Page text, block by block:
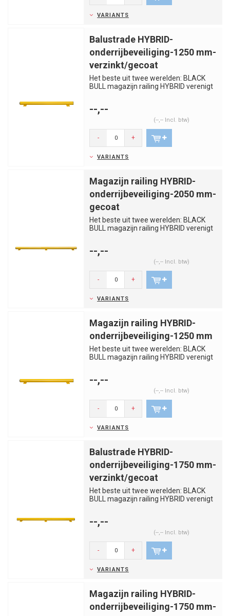
VARIANTS
Balustrade HYBRID-
onderrijbeveiliging-1250 mm-
verzinkt/gecoat
Het beste uit twee werelden: BLACK
BULL magazijn railing HYBRID verenigt
--,--
(--,-- Incl. btw)
- +
VARIANTS
Magazijn railing HYBRID-
onderrijbeveiliging-2050 mm-
gecoat
Het beste uit twee werelden: BLACK
BULL magazijn railing HYBRID verenigt
--,--
(--,-- Incl. btw)
- +
VARIANTS
Magazijn railing HYBRID-
onderrijbeveiliging-1250 mm
Het beste uit twee werelden: BLACK
BULL magazijn railing HYBRID verenigt
--,--
(--,-- Incl. btw)
- +
VARIANTS
Balustrade HYBRID-
onderrijbeveiliging-1750 mm-
verzinkt/gecoat
Het beste uit twee werelden: BLACK
BULL magazijn railing HYBRID verenigt
--,--
(--,-- Incl. btw)
- +
VARIANTS
Magazijn railing HYBRID-
onderrijbeveiliging-1750 mm-